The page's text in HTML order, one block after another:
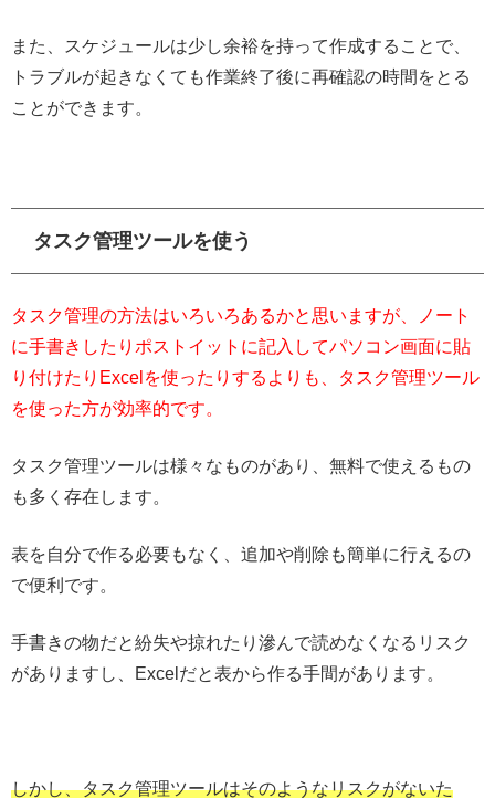
また、スケジュールは少し余裕を持って作成することで、
トラブルが起きなくても作業終了後に再確認の時間をとる
ことができます。
タスク管理ツールを使う
タスク管理の方法はいろいろあるかと思いますが、ノート
に手書きしたりポストイットに記入してパソコン画面に貼
り付けたりExcelを使ったりするよりも、タスク管理ツール
を使った方が効率的です。
タスク管理ツールは様々なものがあり、無料で使えるもの
も多く存在します。
表を自分で作る必要もなく、追加や削除も簡単に行えるの
で便利です。
手書きの物だと紛失や掠れたり滲んで読めなくなるリスク
がありますし、Excelだと表から作る手間があります。
しかし、タスク管理ツールはそのようなリスクがないた